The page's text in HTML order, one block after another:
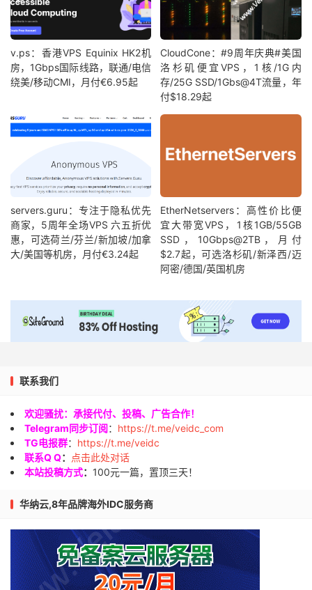
v.ps：香港VPS Equinix HK2机
房，1Gbps国际线路，联通/电信
绕美/移动CMI，月付€6.95起
CloudCone：#9周年庆典#美国
洛杉矶便宜VPS，1核/1G内
存/25G SSD/1Gbs@4T流量，年
付$18.29起
servers.guru：专注于隐私优先
商家，5周年全场VPS 六五折优
惠，可选荷兰/芬兰/新加坡/加拿
大/美国等机房，月付€3.24起
EtherNetservers：高性价比便
宜大带宽VPS，1核1GB/55GB
SSD，10Gbps@2TB，月付
$2.7起，可选洛杉矶/新泽西/迈
阿密/德国/英国机房
联系我们
欢迎骚扰：承接代付、投稿、广告合作！
Telegram同步订阅： https://t.me/veidc_com
TG电报群： https://t.me/veidc
联系Q Q：
点击此处对话
本站投稿方式： 100元一篇，置顶三天！
华纳云,8年品牌海外IDC服务商